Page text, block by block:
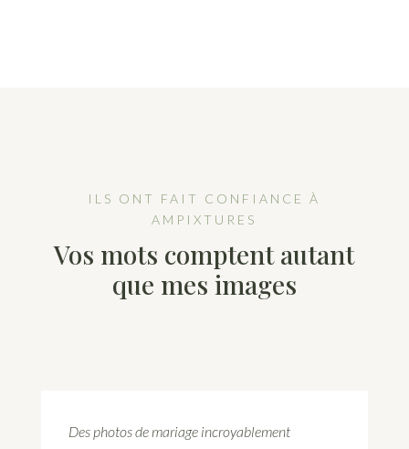
ILS ONT FAIT CONFIANCE À
AMPIXTURES
Vos mots comptent autant
que mes images
Des photos de mariage incroyablement